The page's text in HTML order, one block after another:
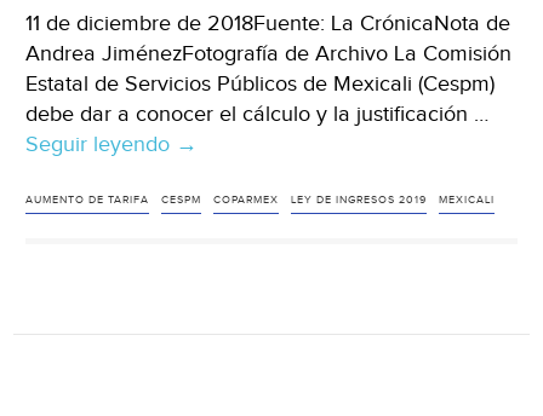
11 de diciembre de 2018Fuente: La CrónicaNota de
Andrea JiménezFotografía de Archivo La Comisión
Estatal de Servicios Públicos de Mexicali (Cespm)
debe dar a conocer el cálculo y la justificación …
Seguir leyendo Se
aclarar
→
AUMENTO DE TARIFA CESPM COPARMEX LEY DE INGRESOS 2019 MEXICALI